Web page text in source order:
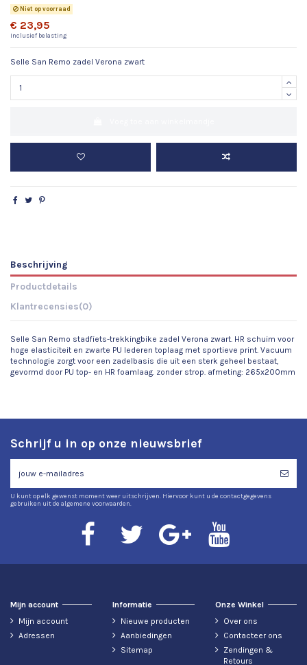
Niet op voorraad
€ 23,95
Inclusief belasting
Selle San Remo zadel Verona zwart
Beschrijving
Productdetails
Klantrecensies(0)
Selle San Remo stadfiets-trekkingbike zadel Verona zwart. HR schuim voor
hoge elasticiteit en zwarte PU lederen toplaag met sportieve print. Vacuum
technologie zorgt voor een zadelbasis die uit een sterk geheel bestaat,
gevormd door PU top- en HR foamlaag. zonder strop. afmeting: 265x200mm
Schrijf u in op onze nieuwsbrief
U kunt op elk gewenst moment weer uitschrijven. Hiervoor kunt u de contactgegevens
gebruiken uit de algemene voorwaarden.
Mijn account
Mijn account
Adressen
Informatie
Nieuwe producten
Aanbiedingen
Sitemap
Onze Winkel
Over ons
Contacteer ons
Zendingen &
Retours